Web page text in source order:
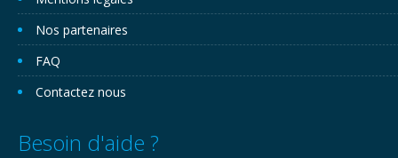
Nos partenaires
FAQ
Contactez nous
Besoin d'aide ?